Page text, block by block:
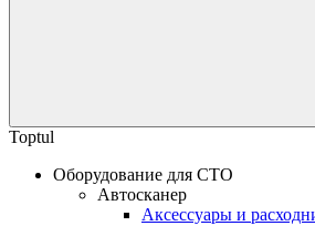
Toptul
Оборудование для СТО
Автосканер
Аксессуары и